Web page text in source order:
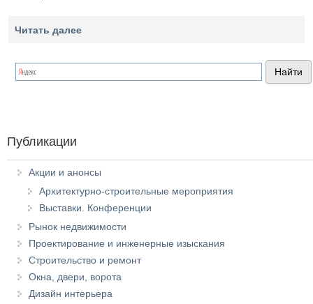
Читать далее
Публикации
Акции и анонсы
Архитектурно-строительные мероприятия
Выставки. Конференции
Рынок недвижимости
Проектирование и инженерные изыскания
Строительство и ремонт
Окна, двери, ворота
Дизайн интерьера